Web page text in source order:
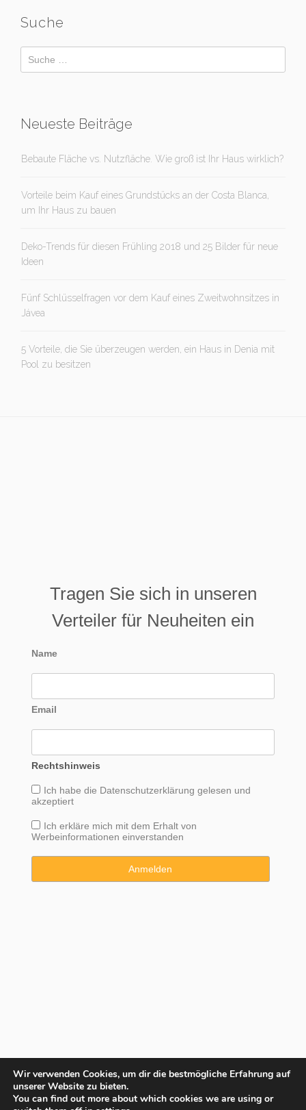
Suche
Neueste Beiträge
Bebaute Fläche vs. Nutzfläche. Wie groß ist Ihr Haus wirklich?
Vorteile beim Kauf eines Grundstücks an der Costa Blanca,
um Ihr Haus zu bauen
Deko-Trends für diesen Frühling 2018 und 25 Bilder für neue
Ideen
Fünf Schlüsselfragen vor dem Kauf eines Zweitwohnsitzes in
Jávea
5 Vorteile, die Sie überzeugen werden, ein Haus in Denia mit
Pool zu besitzen
Tragen Sie sich in unseren
Verteiler für Neuheiten ein
Name
Email
Rechtshinweis
Ich habe die Datenschutzerklärung gelesen und
akzeptiert
Ich erkläre mich mit dem Erhalt von
Werbeinformationen einverstanden
Copyright © 2025 Property Consulting Spain By JadeVillas S.L. ·
Wir verwenden Cookies, um dir die bestmögliche Erfahrung auf
unserer Website zu bieten.
You can find out more about which cookies we are using or